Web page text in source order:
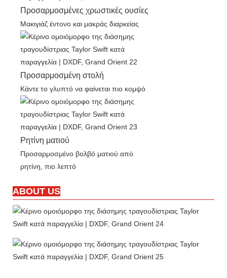
Προσαρμοσμένες χρωστικές ουσίες
Μακιγιάζ έντονο και μακράς διαρκείας
Προσαρμοσμένη στολή
Κάντε το γλυπτό να φαίνεται πιο κομψό
Ρητίνη ματιού
Προσαρμοσμένο βολβό ματιού από
ρητίνη, πιο λεπτό
ABOUT US